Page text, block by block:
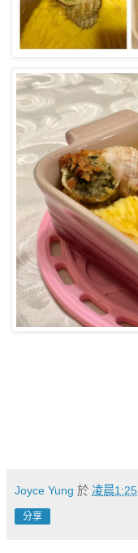
Joyce Yung 於 凌晨1:25
分享